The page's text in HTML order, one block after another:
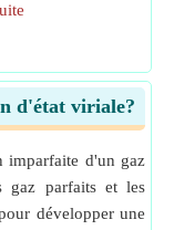
d'état viriale?
imparfaite d'un gaz
gaz parfaits et les
développer une